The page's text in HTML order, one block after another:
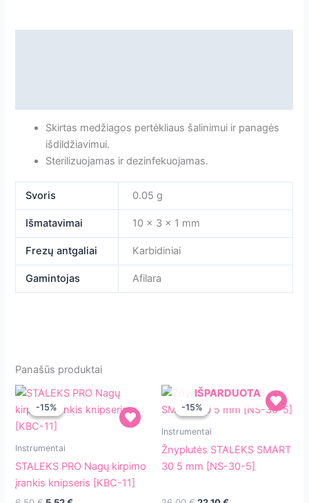
Skirtas medžiagos pertėkliaus šalinimui ir panagės
išdildžiavimui.
Sterilizuojamas ir dezinfekuojamas.
Svoris 0.05 g
Išmatavimai 10 × 3 × 1 mm
Frezų antgaliai Karbidiniai
Gamintojas Afilara
Panašūs produktai
-15%
STALEKS
kirpimo
-15%
Instrumentai
STALEKS PRO Nagų kirpimo
įrankis knipseris [KBC-11]
-15%
Žnyplutės
STALEKS
SMART
IŠPARDUOTA
-15%
Instrumentai
Žnyplutės STALEKS SMART
30 5 mm [NS-30-5]